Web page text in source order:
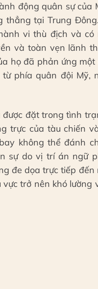
động quân sự của
thẳng tại Trung
vi thù địch và có
và toàn vẹn lãnh
họ đã phản ứng
phía quân đội Mỹ,
đặt trong tình
trực của tàu chiến
không thể đánh
sự do vị trí án ngữ
đe dọa trực tiếp đến
trở nên khó lường